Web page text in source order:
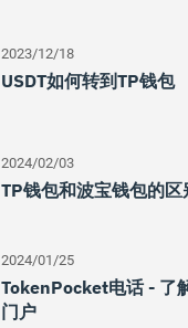
2023/12/18
USDT如何转到TP钱包
2024/02/03
TP钱包和波宝钱包的区
2024/01/25
TokenPocket电话 - 了
门户